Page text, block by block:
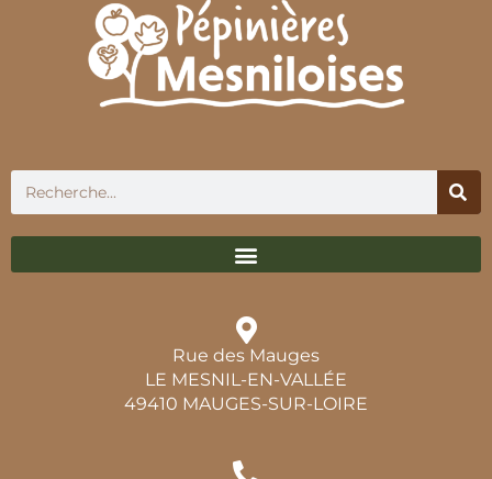
Rue des Mauges
LE MESNIL-EN-VALLÉE
49410 MAUGES-SUR-LOIRE